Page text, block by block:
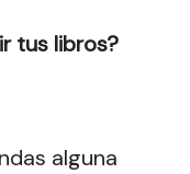
tus libros?
alguna